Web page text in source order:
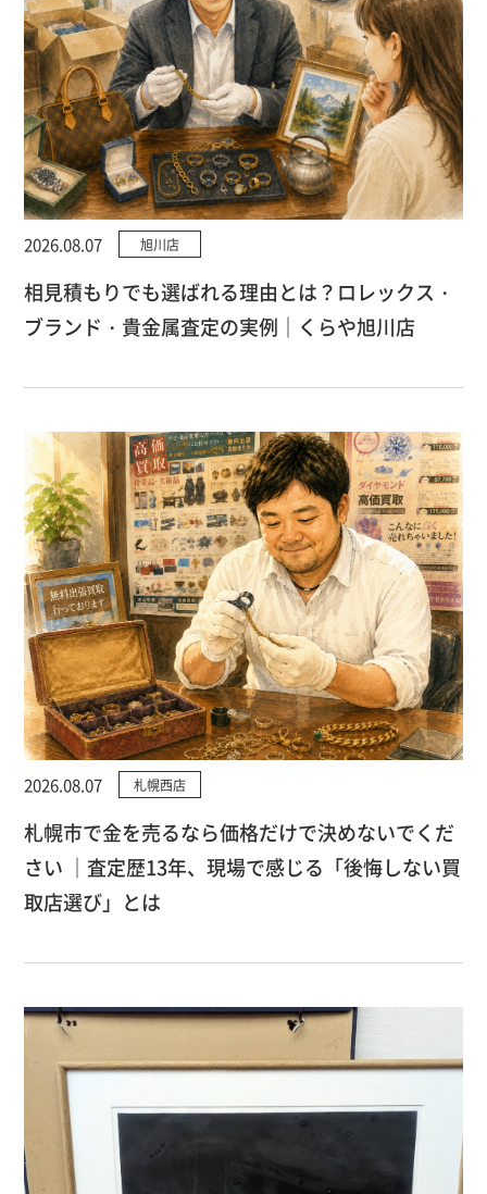
2026.08.07 旭川店
相見積もりでも選ばれる理由とは？ロレックス・
ブランド・貴金属査定の実例｜くらや旭川店
2026.08.07 札幌西店
札幌市で金を売るなら価格だけで決めないでくだ
さい ｜査定歴13年、現場で感じる「後悔しない買
取店選び」とは